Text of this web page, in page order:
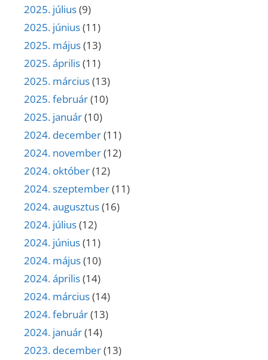
2025. július(9)
2025. június(11)
2025. május(13)
2025. április(11)
2025. március(13)
2025. február(10)
2025. január(10)
2024. december(11)
2024. november(12)
2024. október(12)
2024. szeptember(11)
2024. augusztus(16)
2024. július(12)
2024. június(11)
2024. május(10)
2024. április(14)
2024. március(14)
2024. február(13)
2024. január(14)
2023. december(13)